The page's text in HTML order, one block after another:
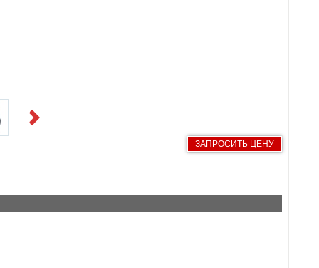
Next
ЗАПРОСИТЬ ЦЕНУ